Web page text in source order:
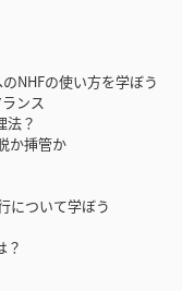
NHFの使い方を学ぼう
ンス
法？
か挿管か
について学ぼう
？